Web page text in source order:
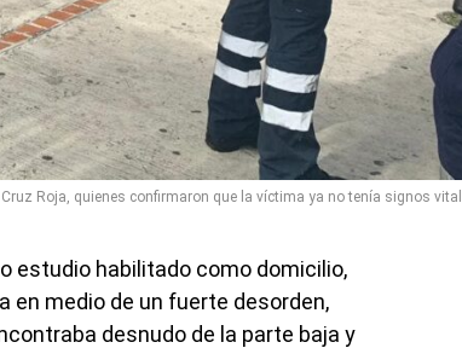
Roja, quienes confirmaron que la víctima ya no tenía signos
estudio habilitado como domicilio,
en medio de un fuerte desorden,
desnudo de la parte baja y